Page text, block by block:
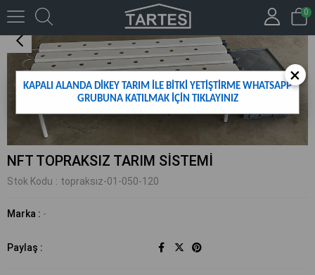
0
NFT TOPRAKSIZ TARIM SİSTEMİ
NFT TOPRAKSIZ TARIM SİSTEMİ
Stok Kodu topraksız-01-050-120
Marka : -
Paylaş :
×
KAPALI ALANDA DİKEY TARIM İLE BİTKİ YETİŞTİRME WHATSAPP
GRUBUNA KATILMAK İÇİN TIKLAYINIZ